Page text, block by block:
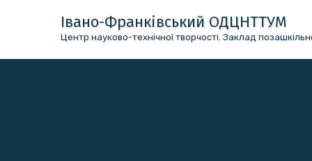
Івано-Франківський ОДЦНТТУМ
Центр науково-технічної творчості. Заклад